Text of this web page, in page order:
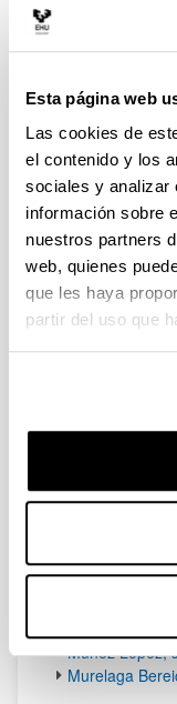
Esta página web
Las cookies de
el contenido y los
sociales y analizar
información sobre
nuestros partners
web, quienes
que les haya
partir del uso que
Gardoki
Gilabert
Irabien Gulias,
Iribar Sorazu,
Isasmendi
M
Madarieta
Martinez
Meaurio
Morales
Muñoz Lopez,
Murelaga